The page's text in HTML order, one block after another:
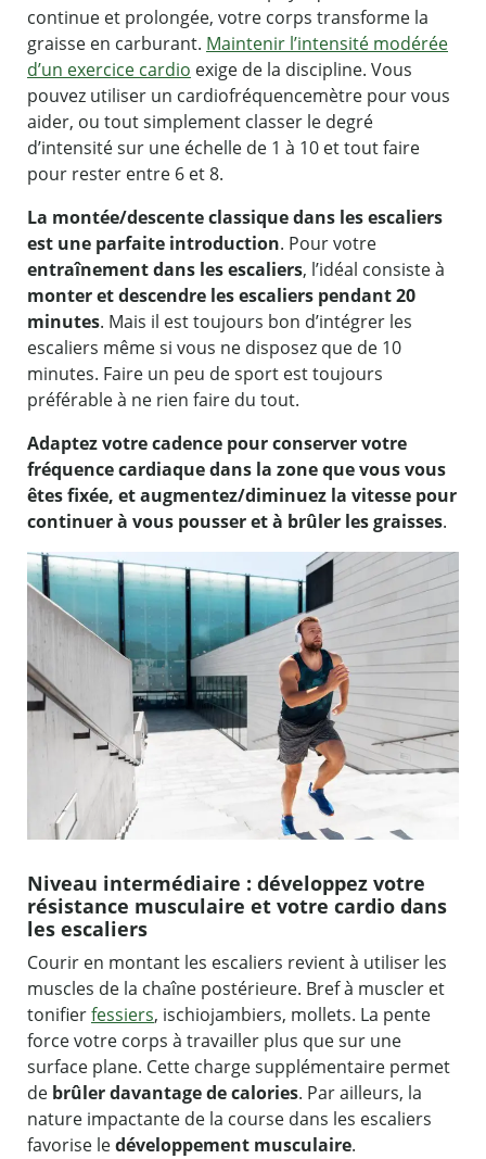
continue et prolongée, votre corps transforme la
graisse en carburant. Maintenir l’intensité modérée
d’un exercice cardio exige de la discipline. Vous
pouvez utiliser un cardiofréquencemètre pour vous
aider, ou tout simplement classer le degré
d’intensité sur une échelle de 1 à 10 et tout faire
pour rester entre 6 et 8.
La montée/descente classique dans les escaliers
est une parfaite introduction. Pour votre
entraînement dans les escaliers, l’idéal consiste à
monter et descendre les escaliers pendant 20
minutes. Mais il est toujours bon d’intégrer les
escaliers même si vous ne disposez que de 10
minutes. Faire un peu de sport est toujours
préférable à ne rien faire du tout.
Adaptez votre cadence pour conserver votre
fréquence cardiaque dans la zone que vous vous
êtes fixée, et augmentez/diminuez la vitesse pour
continuer à vous pousser et à brûler les graisses.
Niveau intermédiaire : développez votre
résistance musculaire et votre cardio dans
les escaliers
Courir en montant les escaliers revient à utiliser les
muscles de la chaîne postérieure. Bref à muscler et
tonifierfessiers, ischiojambiers, mollets. La pente
force votre corps à travailler plus que sur une
surface plane. Cette charge supplémentaire permet
de brûler davantage de calories. Par ailleurs, la
nature impactante de la course dans les escaliers
favorise ledéveloppement musculaire.